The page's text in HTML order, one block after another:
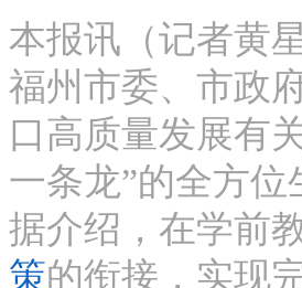
本报讯（记者黄
福州市委、市政
口高质量发展有
一条龙”的全方位
据介绍，在学前
策的衔接，实现